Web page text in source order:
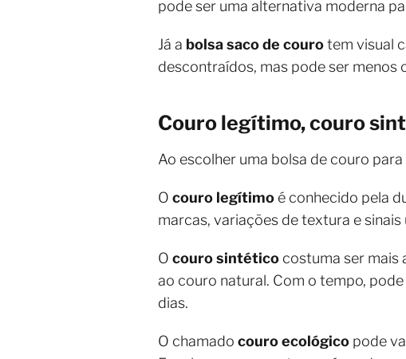
pode ser uma alternativa moderna
Já a bolsa saco de courotem visual
descontraídos, mas pode ser menos
Couro legítimo, couro
Ao escolher uma bolsa de couro
O couro legítimo é conhecido pela
marcas, variações de textura e
O couro sintético costuma ser mais
ao couro natural. Com o tempo,
dias.
O chamado couro ecológico pode